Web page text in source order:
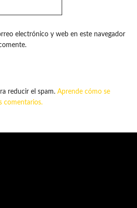
electrónico y web en este navegador
reducir el spam. Aprende cómo se
comentarios.